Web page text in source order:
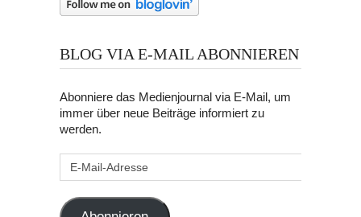
BLOG VIA E-MAIL ABONNIEREN
Abonniere das Medienjournal via E-Mail, um
immer über neue Beiträge informiert zu
werden.